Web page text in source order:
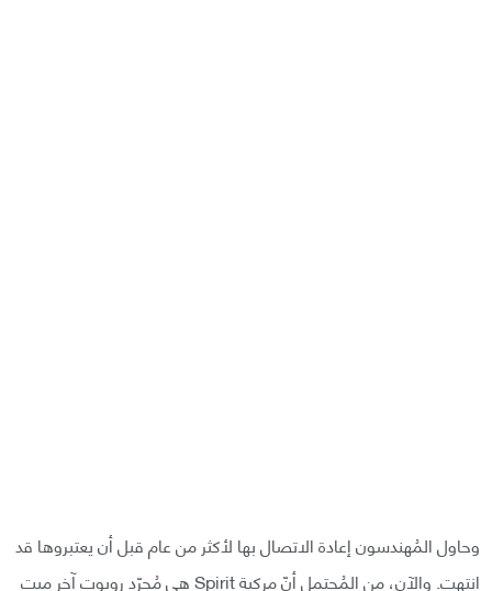
وحاول المُهندسون إعادة الاتصال بها لأكثر من عام قبل أن يعتبروها قد
انتهت. والآن، من المُحتمل أنّ مركبة Spirit هي مُجرّد روبوت آخر ميت